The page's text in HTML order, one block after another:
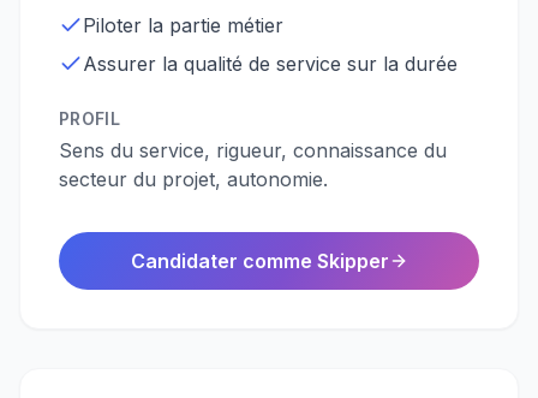
Piloter la partie métier
Assurer la qualité de service sur la durée
PROFIL
Sens du service, rigueur, connaissance du
secteur du projet, autonomie.
Candidater comme Skipper